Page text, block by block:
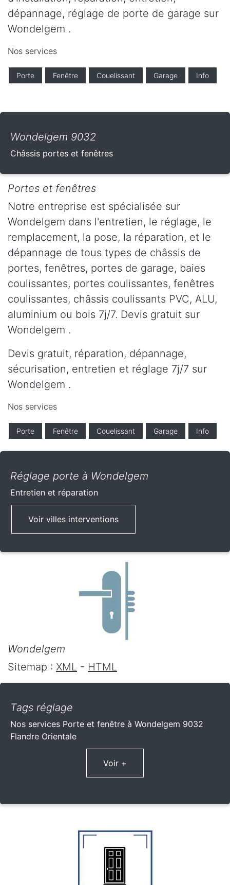
dépannage, réglage de porte de garage sur
Wondelgem .
Nos services
Porte Fenêtre Couelissant Garage Info
Wondelgem 9032
Châssis portes et fenêtres
Portes et fenêtres
Notre entreprise est spécialisée sur
Wondelgem dans l'entretien, le réglage, le
remplacement, la pose, la réparation, et le
dépannage de tous types de châssis de
portes, fenêtres, portes de garage, baies
coulissantes, portes coulissantes, fenêtres
coulissantes, châssis coulissants PVC, ALU,
aluminium ou bois 7j/7. Devis gratuit sur
Wondelgem .
Devis gratuit, réparation, dépannage,
sécurisation, entretien et réglage 7j/7 sur
Wondelgem .
Nos services
Porte Fenêtre Couelissant Garage Info
Réglage porte à Wondelgem
Entretien et réparation
Voir villes interventions
Wondelgem
Sitemap : XML - HTML
Tags réglage
Nos services Porte et fenêtre à Wondelgem 9032
Flandre Orientale
Voir +